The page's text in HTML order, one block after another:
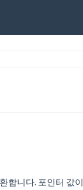
합니다. 포인터 값이